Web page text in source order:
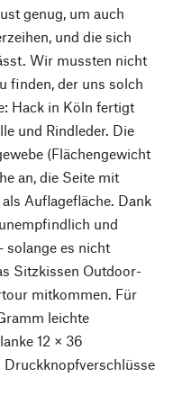
genug, um auch
und die sich
Wir mussten nicht
finden, der uns solch
Hack in Köln fertigt
und Rindleder. Die
(Flächengewicht
an, die Seite mit
Auflagefläche. Dank
und
solange es nicht
Sitzkissen Outdoor-
mitkommen. Für
leichte
12 × 36
Druckknopfverschlüsse